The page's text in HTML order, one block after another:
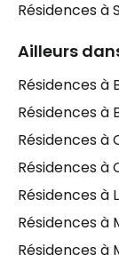
de santé,
Longueuil
perte
Résidences à
Ailleurs
Résidences à
Résidences à
Résidences à
Résidences à
Résidences à
Résidences à
Résidences à